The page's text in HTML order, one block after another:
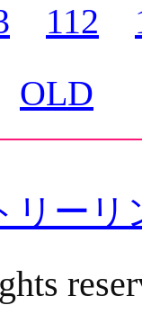
112
OLD
リーリ